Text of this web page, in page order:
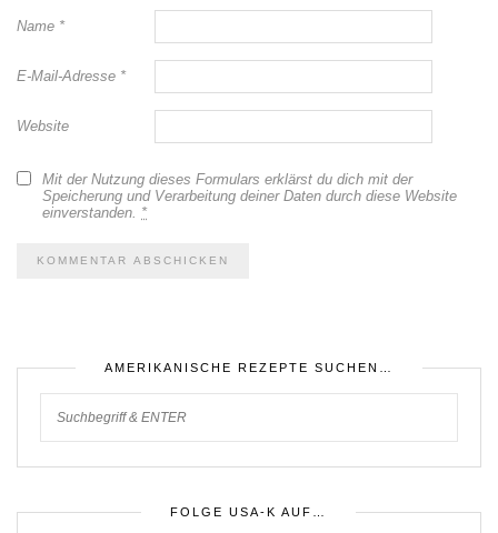
Name *
E-Mail-Adresse *
Website
Mit der Nutzung dieses Formulars erklärst du dich mit der
Speicherung und Verarbeitung deiner Daten durch diese Website
einverstanden. *
AMERIKANISCHE REZEPTE SUCHEN…
FOLGE USA-K AUF…